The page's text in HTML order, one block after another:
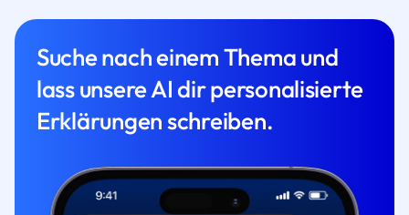
Suche nach einem Thema und
lass unsere AI dir personalisierte
Erklärungen schreiben.